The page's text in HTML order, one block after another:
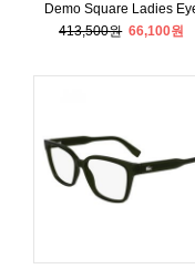
Demo Square Ladies
413,500원 66,100원